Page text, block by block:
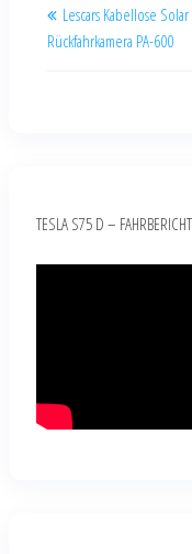
Lescars Kabellose
Rückfahrkamera PA-600
TESLA S75 D – FAHRBERICHT